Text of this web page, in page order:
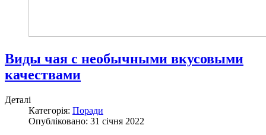
Виды чая с необычными вкусовыми
качествами
Деталі
Категорія: Поради
Опубліковано: 31 січня 2022